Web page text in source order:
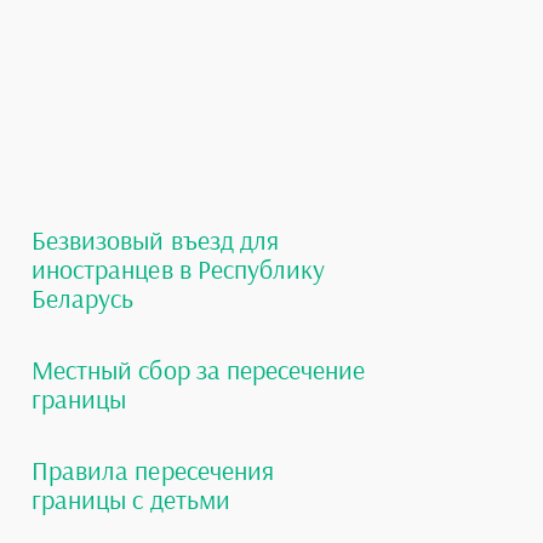
Безвизовый въезд для
иностранцев в Республику
Беларусь
Местный сбор за пересечение
границы
Правила пересечения
границы с детьми